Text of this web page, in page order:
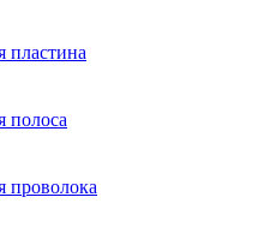
пластина
полоса
проволока